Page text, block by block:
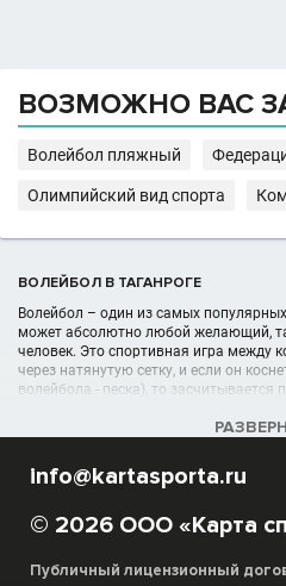
ВОЗМОЖНО ВАС
Волейбол пляжный
Олимпийский вид спорта
ВОЛЕЙБОЛ В ТАГАНРОГЕ
Волейбол – один из самых
может абсолютно любой желающий,
человек. Это спортивная игра между
через натянутую сетку, и если он
волейбола - песка), то
куда может записаться любой
УЧРЕЖДЕНИЯ (ШКОЛЫ, КЛУБЫ) В
Список волейбольных организаций,
отображён в полном объёме в данном
Благодаря сайту Карта Спорта вы
info@kartasporta.ru
© 2026 ООО «Карта
Публичный лицензионный